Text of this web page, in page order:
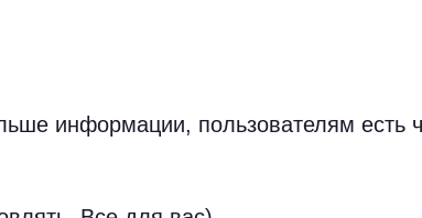
информации, пользователям есть